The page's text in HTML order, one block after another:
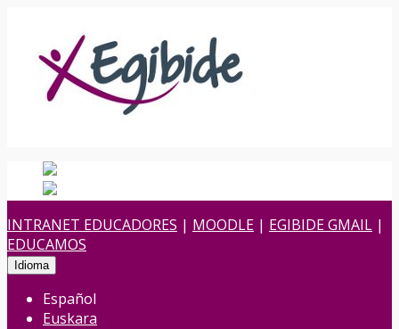
INTRANET EDUCADORES | MOODLE | EGIBIDE GMAIL |
EDUCAMOS
Idioma
Español
Euskara